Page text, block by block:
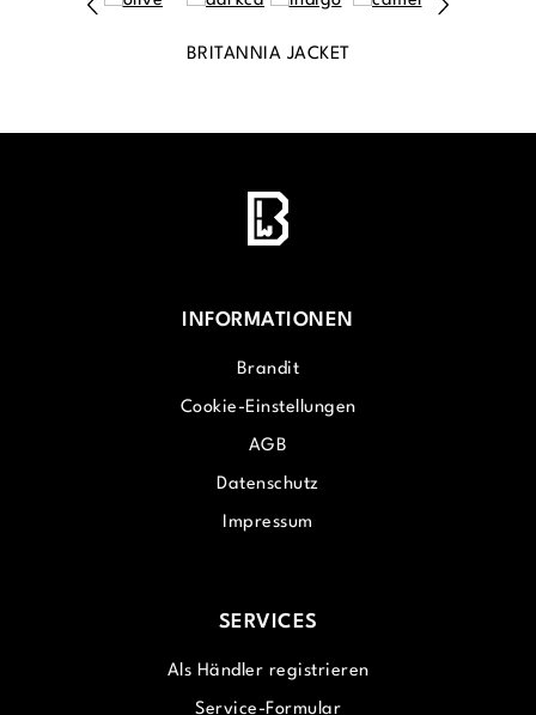
BRITANNIA JACKET
INFORMATIONEN
Brandit
Cookie-Einstellungen
AGB
Datenschutz
Impressum
SERVICES
Als Händler registrieren
Service-Formular